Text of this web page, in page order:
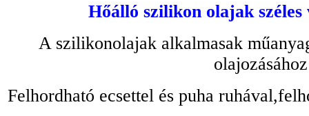
Hőálló szilikon olajak
A szilikonolajak alkalmasak
Felhordható ecsettel és puha